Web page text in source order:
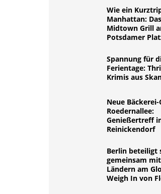
Wie ein
Manhattan:
Midtown Grill
Potsdamer
Spannung für
Ferientage:
Krimis aus
Neue Bäckerei-
Roedernallee:
Genießertreff
Reinickendorf
Berlin beteiligt
gemeinsam
Ländern am
Weigh In von